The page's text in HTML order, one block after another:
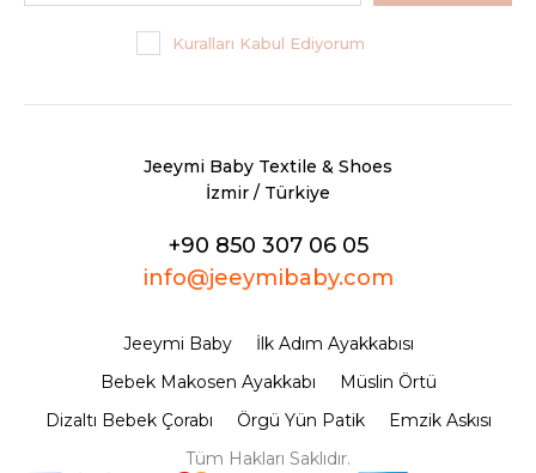
ALIŞVERIŞ LISTESINE EKLE
Ayakkabısı
720,00TL
JEEYMI BABY
Kuralları Kabul Ediyorum
Jeeymi Baby Textile & Shoes
İzmir / Türkiye
+90 850 307 06 05
info@jeeymibaby.com
Jeeymi Baby
İlk Adım Ayakkabısı
Bebek Makosen Ayakkabı
Müslin Örtü
Dizaltı Bebek Çorabı
Örgü Yün Patik
Emzik Askısı
Tüm Hakları Saklıdır.